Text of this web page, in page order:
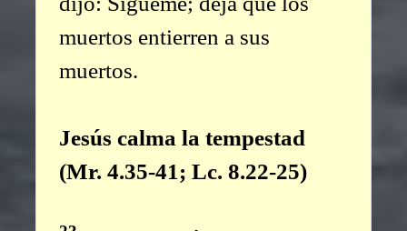
muertos entierren a sus
muertos.
Jesús calma la tempestad
(Mr. 4.35-41; Lc. 8.22-25)